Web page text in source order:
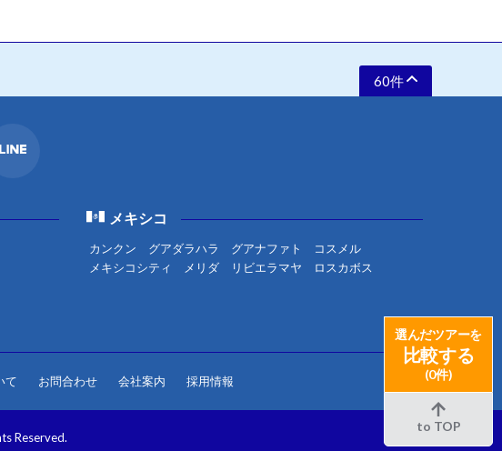
60件
選んだツアーを
比較する
(0件)
to TOP
メキシコ
カンクン グアダラハラ グアナファト
コスメル
メキシコシティ
メリダ リビエラマヤ ロスカボス
て お問合わせ 会社案内 採用情報
Reserved.